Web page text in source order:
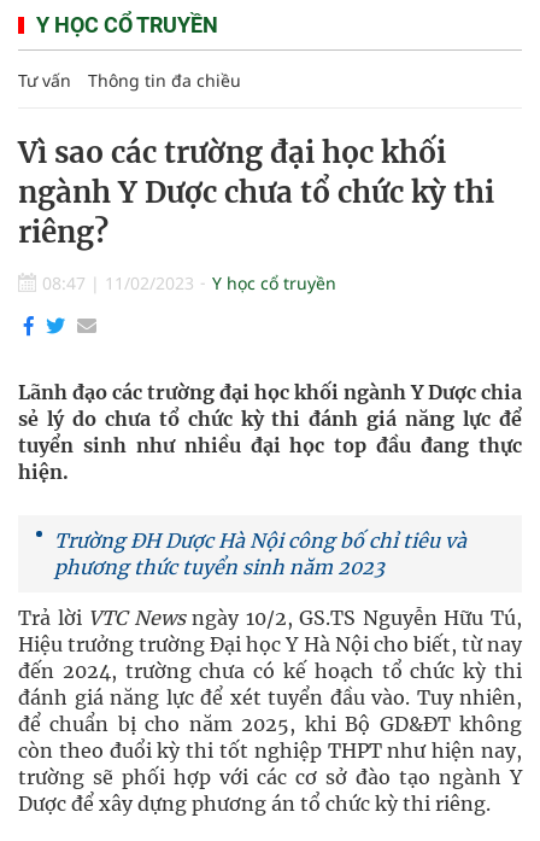
Y HỌC CỔ TRUYỀN
Tư vấn Thông tin đa chiều
Vì sao các trường đại học khối
ngành Y Dược chưa tổ chức kỳ thi
riêng?
08:47 | 11/02/2023 Y học cổ truyền
Lãnh đạo các trường đại học khối ngành Y Dược chia
sẻ lý do chưa tổ chức kỳ thi đánh giá năng lực để
tuyển sinh như nhiều đại học top đầu đang thực
hiện.
Trường ĐH Dược Hà Nội công bố chỉ tiêu và
phương thức tuyển sinh năm 2023
Trả lời VTC Newsngày 10/2, GS.TS Nguyễn Hữu Tú,
Hiệu trưởng trường Đại học Y Hà Nội cho biết, từ nay
đến 2024, trường chưa có kế hoạch tổ chức kỳ thi
đánh giá năng lực để xét tuyển đầu vào. Tuy nhiên,
để chuẩn bị cho năm 2025, khi Bộ GD&ĐT không
còn theo đuổi kỳ thi tốt nghiệp THPT như hiện nay,
trường sẽ phối hợp với các cơ sở đào tạo ngành Y
Dược để xây dựng phương án tổ chức kỳ thi riêng.